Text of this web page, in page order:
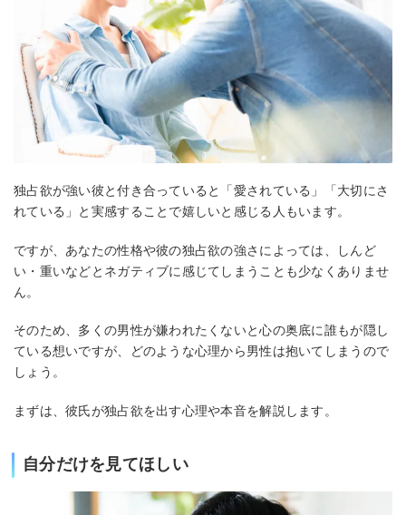
独占欲が強い彼と付き合っていると「愛されている」「大切にさ
れている」と実感することで嬉しいと感じる人もいます。
ですが、あなたの性格や彼の独占欲の強さによっては、しんど
い・重いなどとネガティブに感じてしまうことも少なくありませ
ん。
そのため、多くの男性が嫌われたくないと心の奥底に誰もが隠し
ている想いですが、どのような心理から男性は抱いてしまうので
しょう。
まずは、彼氏が独占欲を出す心理や本音を解説します。
自分だけを見てほしい